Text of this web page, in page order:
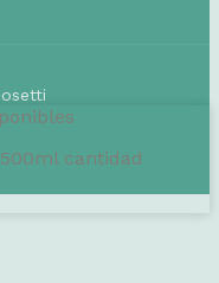
cantidad